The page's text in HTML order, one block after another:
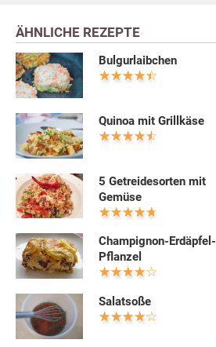
ÄHNLICHE REZEPTE
Bulgurlaibchen
Quinoa mit Grillkäse
5 Getreidesorten mit
Gemüse
Champignon-Erdäpfel-
Pflanzel
Salatsoße